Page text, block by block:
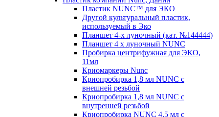
Пластик NUNC™ для ЭКО
Другой культуральный пластик,
используемый в Эко
Планшет 4-х луночный (кат. №144444)
Планшет 4 х луночный NUNC
Пробирка центрифужная для ЭКО,
11мл
Криомаркеры Nunc
Криопробирка 1,8 мл NUNC с
внешней резьбой
Криопробирка 1,8 мл NUNC с
внутренней резьбой
Криопробирка NUNC 4,5 мл с